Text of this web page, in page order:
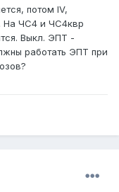
потом IV,
На ЧС4 и ЧС4квр
Выкл. ЭПТ -
работать ЭПТ при